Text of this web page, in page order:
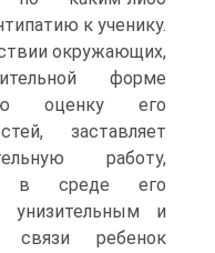
к ученику.
окружающих,
форме
оценку его
заставляет
работу,
в среде его
унизительным и
ребенок